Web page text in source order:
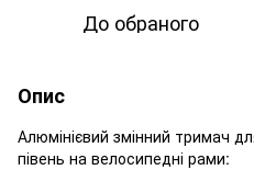
До обраного
Опис
Алюмінієвий змінний тримач
півень на велосипедні рами: